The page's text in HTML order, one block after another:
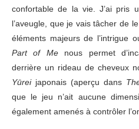
confortable de la vie. J’ai pris
l’aveugle, que je vais tâcher de
éléments majeurs de l’intrigue
Part of Menous permet
derrière un rideau de cheveux
Yūreijaponais (aperçu dans
que le jeu n’ait aucune
également amenés à contrôler